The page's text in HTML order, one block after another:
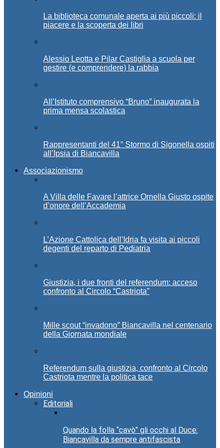
La biblioteca comunale aperta ai più piccoli: il
piacere e la scoperta dei libri
Alessio Leotta e Pilar Castiglia a scuola per
gestire (e comprendere) la rabbia
All’Istituto comprensivo “Bruno” inaugurata la
prima mensa scolastica
Rappresentanti del 41° Stormo di Sigonella ospiti
all’Ipsia di Biancavilla
Associazionismo
A Villa delle Favare l’attrice Ornella Giusto ospite
d’onore dell’Accademia
L’Azione Cattolica dell’Idria fa visita ai piccoli
degenti del reparto di Pediatria
Giustizia, i due fronti del referendum: acceso
confronto al Circolo “Castriota”
Mille scout “invadono” Biancavilla nel centenario
della Giornata mondiale
Referendum sulla giustizia, confronto al Circolo
Castriota mentre la politica tace
Opinioni
Editoriali
Quando la folla “cavò” gli occhi al Duce:
Biancavilla da sempre antifascista